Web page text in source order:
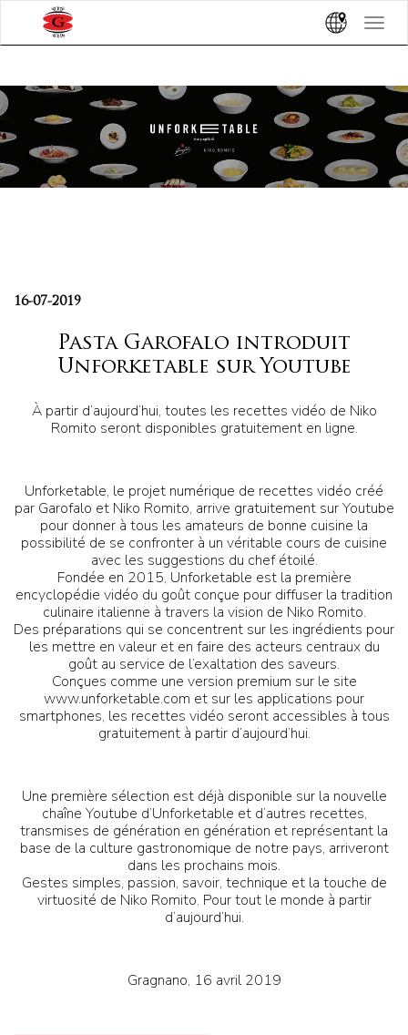
Toggle
16-07-2019
Pasta Garofalo introduit
Unforketable sur Youtube
À partir d’aujourd’hui, toutes les recettes vidéo de Niko
Romito seront disponibles gratuitement en ligne.
Unforketable, le projet numérique de recettes vidéo créé
par Garofalo et Niko Romito, arrive gratuitement sur Youtube
pour donner à tous les amateurs de bonne cuisine la
possibilité de se confronter à un véritable cours de cuisine
avec les suggestions du chef étoilé.
Fondée en 2015, Unforketable est la première
encyclopédie vidéo du goût conçue pour diffuser la tradition
culinaire italienne à travers la vision de Niko Romito.
Des préparations qui se concentrent sur les ingrédients pour
les mettre en valeur et en faire des acteurs centraux du
goût au service de l’exaltation des saveurs.
Conçues comme une version premium sur le site
www.unforketable.com et sur les applications pour
smartphones, les recettes vidéo seront accessibles à tous
gratuitement à partir d’aujourd’hui.
Une première sélection est déjà disponible sur la nouvelle
chaîne Youtube d’Unforketable et d’autres recettes,
transmises de génération en génération et représentant la
base de la culture gastronomique de notre pays, arriveront
dans les prochains mois.
Gestes simples, passion, savoir, technique et la touche de
virtuosité de Niko Romito. Pour tout le monde à partir
d’aujourd’hui.
Gragnano, 16 avril 2019